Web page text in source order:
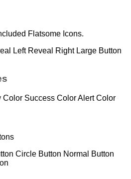
Flatsome Icons.
Left Reveal Right Large Button
Color Success ColorAlert Color
Circle Button Normal Button